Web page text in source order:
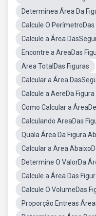
Determinea Área Da
Calcule O
Calcule a Área
Encontre a AreaDas
Area TotalDas Figuras
Calcular a Área
Calcule a AereDa
Como Calcular a
Calculando AreaDas
Quala Área Da Figura
Calcular a Area
Determine O ValorDa
Calcule a Área Das
Calcule O VolumeDas
Proporção Entreas